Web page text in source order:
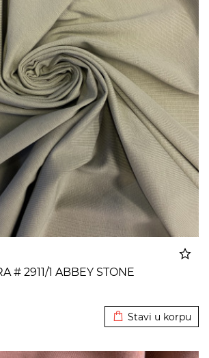
# 2911/1 ABBEY STONE
Stavi u korpu